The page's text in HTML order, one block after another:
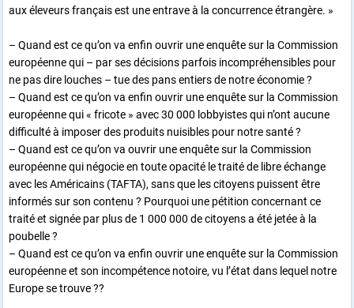
aux éleveurs français est une entrave à la concurrence étrangère. »
– Quand est ce qu’on va enfin ouvrir une enquête sur la Commission
européenne qui – par ses décisions parfois incompréhensibles pour
ne pas dire louches – tue des pans entiers de notre économie ?
– Quand est ce qu’on va enfin ouvrir une enquête sur la Commission
européenne qui « fricote » avec 30 000 lobbyistes qui n’ont aucune
difficulté à imposer des produits nuisibles pour notre santé ?
– Quand est ce qu’on va ouvrir une enquête sur la Commission
européenne qui négocie en toute opacité le traité de libre échange
avec les Américains (TAFTA), sans que les citoyens puissent être
informés sur son contenu ? Pourquoi une pétition concernant ce
traité et signée par plus de 1 000 000 de citoyens a été jetée à la
poubelle ?
– Quand est ce qu’on va enfin ouvrir une enquête sur la Commission
européenne et son incompétence notoire, vu l’état dans lequel notre
Europe se trouve ??